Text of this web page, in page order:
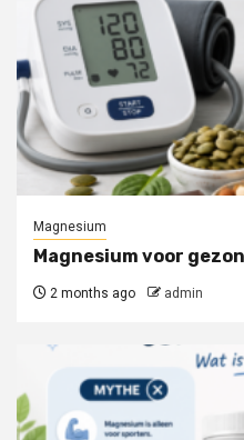
Magnesium
Magnesium voor
2 months ago admin